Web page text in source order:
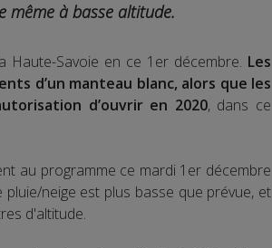
même à basse altitude.
Haute-Savoie en ce 1er décembre. Les
d’un manteau blanc, alors que les
d’ouvrir en 2020, dans ce
au programme ce mardi 1er décembre
neige est plus basse que prévue, et
d'altitude.